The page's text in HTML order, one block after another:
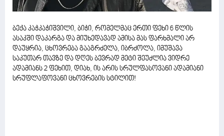
ბექა კაჭკაჭიშვილი, ბიჭი, რომელმაც ერთი ფეხი 6 წლის
ასაკში დაკარგა და მიუხედავად ამისა მას ფარხმალი არ
დაუყრია, ცხოვრება გააგრძელა, იბრძოლა, იმუშავა
საკუთარ თავზე და დღეს ბევრად მეტი შეუძლია ვიდრე
ადამიანს 2 ფეხით, დიახ, ის არის სრულფასოვანი ადამიანი
სრუფლაფოვანი ცხოვრების სტილით!